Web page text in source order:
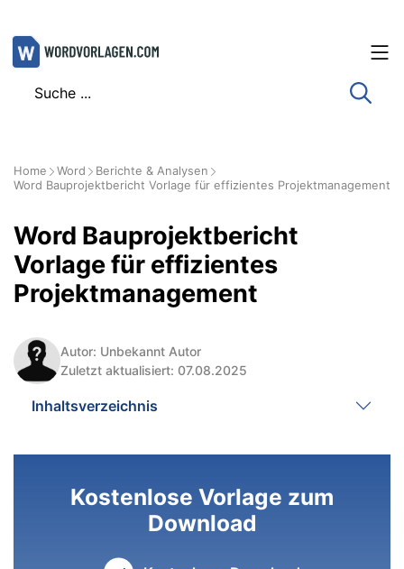
Zum
Inhalt
Home Word
Berichte & Analysen
Word Bauprojektbericht Vorlage für effizientes Projektmanagement
Word Bauprojektbericht
Vorlage für effizientes
Projektmanagement
Autor: Unbekannt Autor
Zuletzt aktualisiert: 07.08.2025
Inhaltsverzeichnis
Kostenlose Vorlage zum
Download